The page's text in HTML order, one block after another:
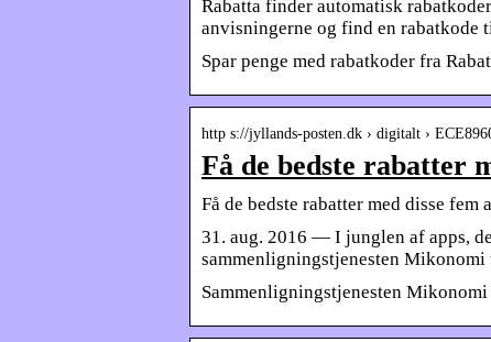
Rabatta finder automatisk
anvisningerne og find en rabatkode
Spar penge med rabatkoder fra
http s://jyllands-posten.dk › digitalt ›
Få de bedste rabatter
Få de bedste rabatter med disse fem
31. aug. 2016 — I junglen af apps,
sammenligningstjenesten
Sammenligningstjenesten